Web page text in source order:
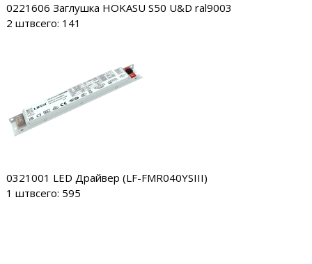
0221606 Заглушка HOKASU S50 U&D ral9003
2 штвсего: 141
0321001 LED Драйвер (LF-FMR040YSIII)
1 штвсего: 595